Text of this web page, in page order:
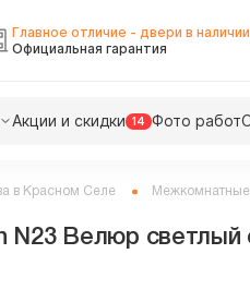
Главное отличие - двери в
Официальная гарантия
Акции и скидки 14 Фото работ
в Красном Селе Межкомнатные
Велюр светлый